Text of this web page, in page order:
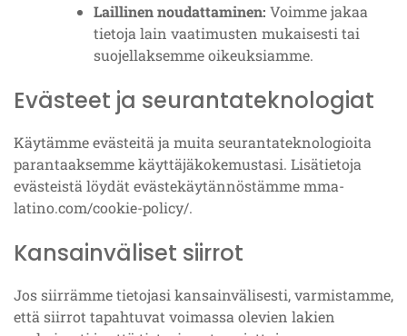
Laillinen noudattaminen: Voimme jakaa
tietoja lain vaatimusten mukaisesti tai
suojellaksemme oikeuksiamme.
Evästeet ja seurantateknologiat
Käytämme evästeitä ja muita seurantateknologioita
parantaaksemme käyttäjäkokemustasi. Lisätietoja
evästeistä löydät evästekäytännöstämme mma-
latino.com/cookie-policy/.
Kansainväliset siirrot
Jos siirrämme tietojasi kansainvälisesti, varmistamme,
että siirrot tapahtuvat voimassa olevien lakien